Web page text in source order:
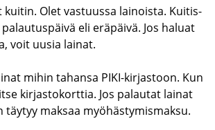
kui­tin. Olet vas­tuus­sa lai­nois­ta. Kui­tis­
eli erä­päi­vä. Jos ha­luat
voit uusia lai­nat.
mihin ta­han­sa PIKI-​kirjastoon. Kun
kir­jas­to­kort­tia. Jos pa­lau­tat lai­nat
täy­tyy mak­saa myö­häs­ty­mis­mak­su.